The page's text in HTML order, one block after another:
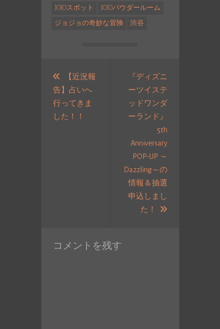
JOJOスポット JOJOパウダールーム
ジョジョの奇妙な冒険 渋谷
【近況報
告】占いへ
行ってきま
した！！
『ディズニ
ーツイステ
ッドワンダ
ーランド』
5th
Anniversary
POP-UP ～
Dazzling～の
情報＆抽選
申込しまし
た！
次
コメントを残す